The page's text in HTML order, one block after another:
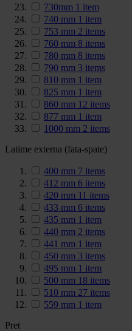
730mm 1 item
740 mm 1 item
753 mm 2 items
760 mm 8 items
780 mm 8 items
790 mm 3 items
810 mm 1 item
825 mm 1 item
860 mm 12 items
877 mm 1 item
1000 mm 2 items
Latime externa (fata-spate)
400 mm 7 items
412 mm 6 items
420 mm 11 items
433 mm 6 items
435 mm 1 item
440 mm 2 items
441 mm 1 item
450 mm 3 items
495 mm 1 item
500 mm 18 items
510 mm 27 items
559 mm 1 item
Pret